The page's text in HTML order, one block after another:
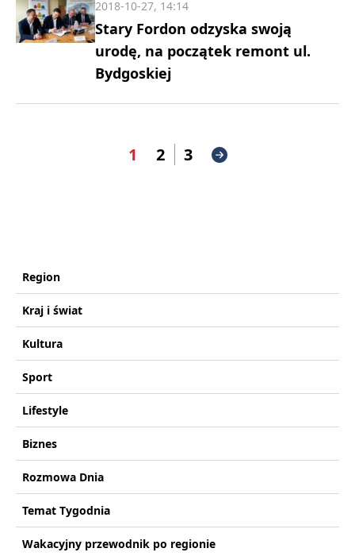
Stary Fordon odzyska swoją
urodę, na początek remont ul.
Bydgoskiej
2018-10-27, 14:14
1 2 3
Region
Kraj i świat
Kultura
Sport
Lifestyle
Biznes
Rozmowa Dnia
Temat Tygodnia
Wakacyjny przewodnik po regionie